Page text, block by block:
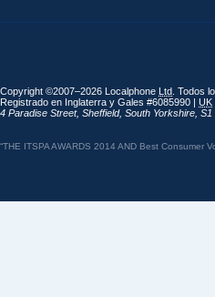
Copyright ©2007–2026 Localphone Ltd . Todos
Registrado en Inglaterra y Gales #6085990 | UK
4 Paradise Street, Sheffield, South Yorkshire S1
“THE ITSPA AWARDS 2014 AND Best Consumer